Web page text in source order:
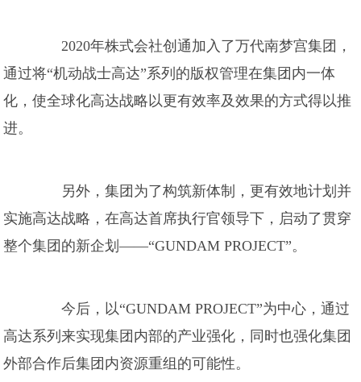
2020年株式会社创通加入了万代南梦宫集团，
通过将“机动战士高达”系列的版权管理在集团内一体
化，使全球化高达战略以更有效率及效果的方式得以推
进。
另外，集团为了构筑新体制，更有效地计划并
实施高达战略，在高达首席执行官领导下，启动了贯穿
整个集团的新企划——“GUNDAM PROJECT”。
今后，以“GUNDAM PROJECT”为中心，通过
高达系列来实现集团内部的产业强化，同时也强化集团
外部合作后集团内资源重组的可能性。